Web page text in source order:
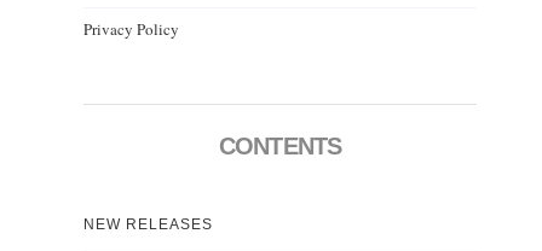
Privacy Policy
CONTENTS
NEW RELEASES